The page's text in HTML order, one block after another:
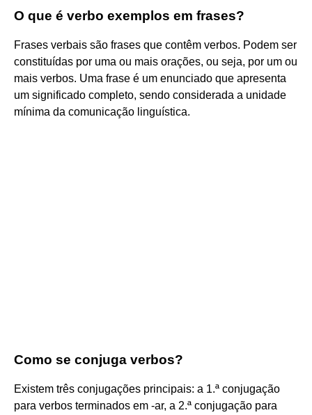
O que é verbo exemplos em frases?
Frases verbais são frases que contêm verbos. Podem ser
constituídas por uma ou mais orações, ou seja, por um ou
mais verbos. Uma frase é um enunciado que apresenta
um significado completo, sendo considerada a unidade
mínima da comunicação linguística.
Como se conjuga verbos?
Existem três conjugações principais: a 1.ª conjugação
para verbos terminados em -ar, a 2.ª conjugação para